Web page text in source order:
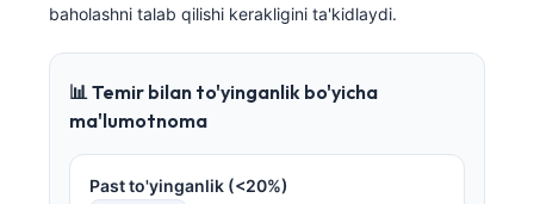
baholashni talab qilishi kerakligini ta'kidlaydi.
📊 Temir bilan to'yinganlik bo'yicha
ma'lumotnoma
Past to'yinganlik (<20%)